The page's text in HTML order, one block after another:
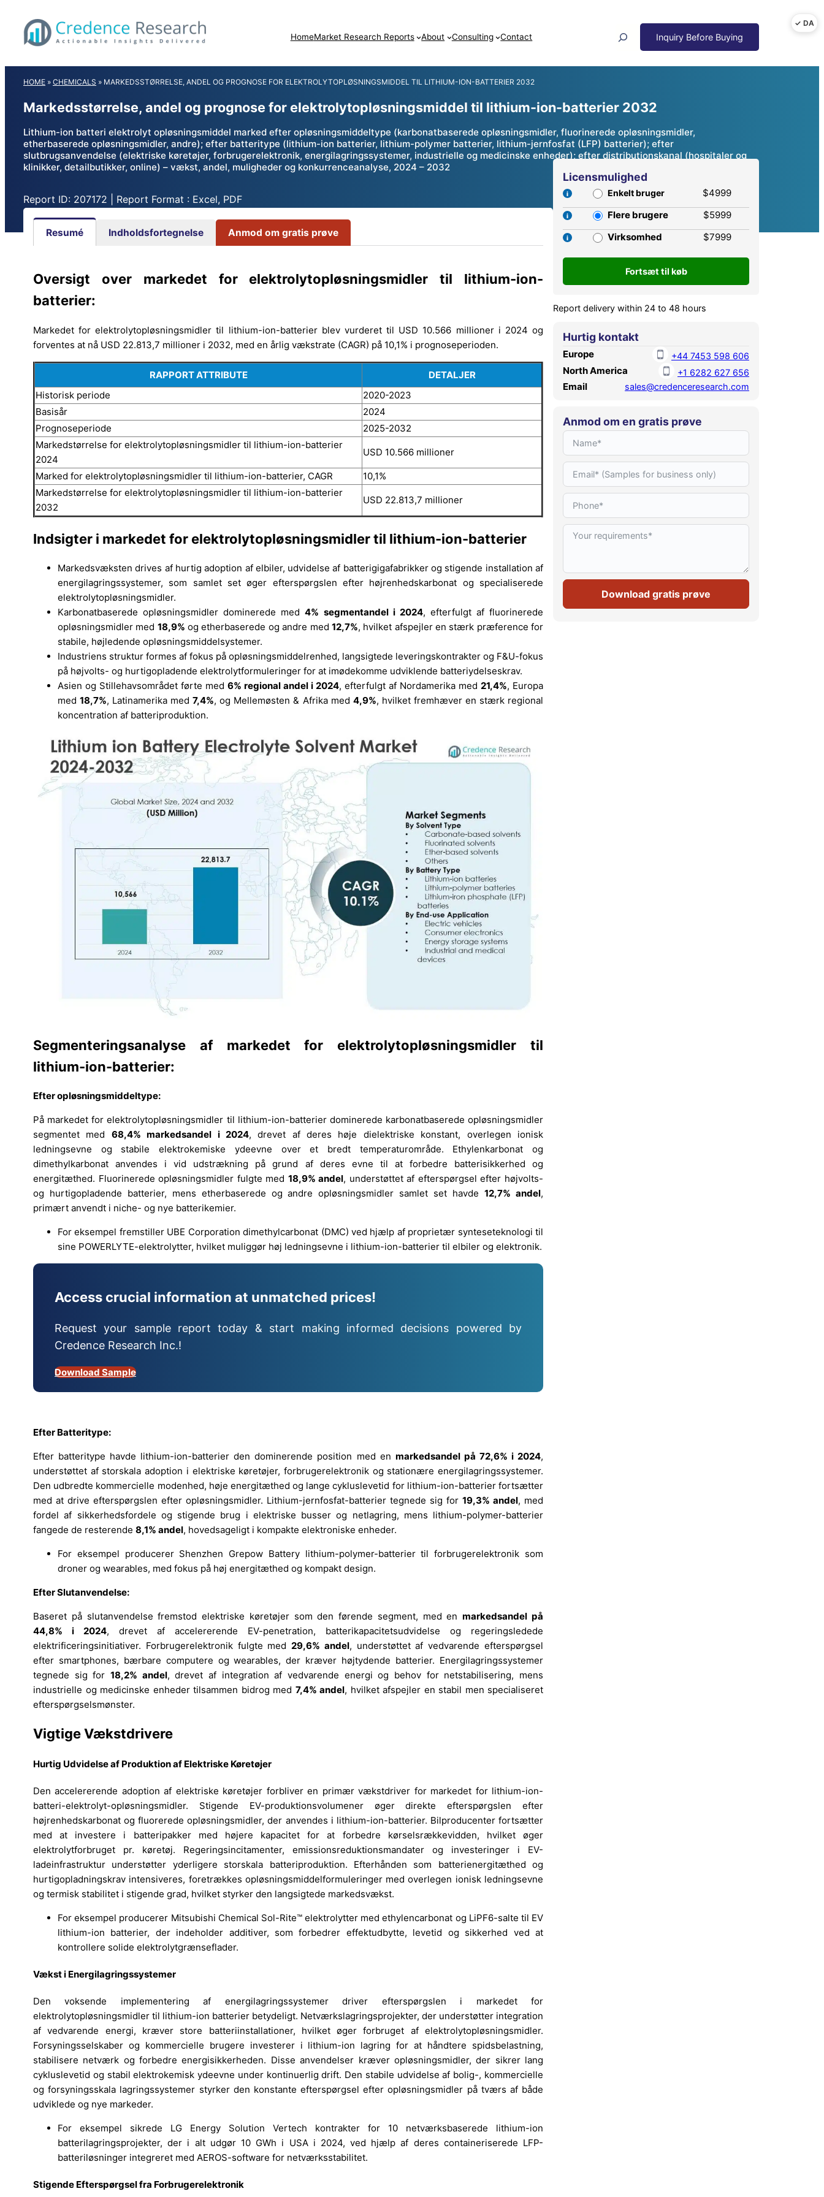
content
HomeMarket Research Reports About Consulting Contact
HOME » CHEMICALS » MARKEDSSTØRRELSE, ANDEL OG PROGNOSE FOR ELEKTROLYTOPLØSNINGSMIDDEL TIL LITHIUM-ION-BATTERIER 2032
Markedsstørrelse, andel og prognose for elektrolytopløsningsmiddel til lithium-ion-batterier 2032
Lithium-ion batteri elektrolyt opløsningsmiddel marked efter opløsningsmiddeltype (karbonatbaserede opløsningsmidler, fluorinerede opløsningsmidler,
etherbaserede opløsningsmidler, andre); efter batteritype (lithium-ion batterier, lithium-polymer batterier, lithium-jernfosfat (LFP) batterier); efter
slutbrugsanvendelse (elektriske køretøjer, forbrugerelektronik, energilagringssystemer, industrielle og medicinske enheder); efter distributionskanal (hospitaler og
klinikker, detailbutikker, online) – vækst, andel, muligheder og konkurrenceanalyse, 2024 – 2032
Report ID: 207172 | Report Format : Excel, PDF
Resumé Indholdsfortegnelse Anmod om gratis prøve
Oversigt over markedet for elektrolytopløsningsmidler til lithium-ion-
batterier:
Markedet for elektrolytopløsningsmidler til lithium-ion-batterier blev vurderet til USD 10.566 millioner i 2024 og
forventes at nå USD 22.813,7 millioner i 2032, med en årlig vækstrate (CAGR) på 10,1% i prognoseperioden.
RAPPORT ATTRIBUTE
DETALJER
Historisk periode
2020-2023
Basisår
2024
Prognoseperiode
2025-2032
Markedstørrelse for elektrolytopløsningsmidler til lithium-ion-batterier
2024
USD 10.566 millioner
Marked for elektrolytopløsningsmidler til lithium-ion-batterier, CAGR
10,1%
Markedstørrelse for elektrolytopløsningsmidler til lithium-ion-batterier
2032
USD 22.813,7 millioner
Indsigter i markedet for elektrolytopløsningsmidler til lithium-ion-batterier
Markedsvæksten drives af hurtig adoption af elbiler, udvidelse af batterigigafabrikker og stigende installation af
energilagringssystemer, som samlet set øger efterspørgslen efter højrenhedskarbonat og specialiserede
elektrolytopløsningsmidler.
Karbonatbaserede opløsningsmidler dominerede med4% segmentandel i 2024, efterfulgt af fluorinerede
opløsningsmidler med 18,9% og etherbaserede og andre med 12,7%, hvilket afspejler en stærk præference for
stabile, højledende opløsningsmiddelsystemer.
Industriens struktur formes af fokus på opløsningsmiddelrenhed, langsigtede leveringskontrakter og F&U-fokus
på højvolts- og hurtigopladende elektrolytformuleringer for at imødekomme udviklende batteriydelseskrav.
Asien og Stillehavsområdet førte med 6% regional andel i 2024, efterfulgt af Nordamerika med 21,4%, Europa
med18,7%, Latinamerika med7,4%, og Mellemøsten & Afrika med 4,9%, hvilket fremhæver en stærk regional
koncentration af batteriproduktion.
Segmenteringsanalyse af markedet for elektrolytopløsningsmidler til
lithium-ion-batterier:
Efter opløsningsmiddeltype:
På markedet for elektrolytopløsningsmidler til lithium-ion-batterier dominerede karbonatbaserede opløsningsmidler
segmentet med 68,4% markedsandel i 2024, drevet af deres høje dielektriske konstant, overlegen ionisk
ledningsevne og stabile elektrokemiske ydeevne over et bredt temperaturområde. Ethylenkarbonat og
dimethylkarbonat anvendes i vid udstrækning på grund af deres evne til at forbedre batterisikkerhed og
energitæthed. Fluorinerede opløsningsmidler fulgte med 18,9% andel, understøttet af efterspørgsel efter højvolts-
og hurtigopladende batterier, mens etherbaserede og andre opløsningsmidler samlet set havde12,7% andel,
primært anvendt i niche- og nye batterikemier.
For eksempel fremstiller UBE Corporation dimethylcarbonat (DMC) ved hjælp af proprietær synteseteknologi til
sine POWERLYTE-elektrolytter, hvilket muliggør høj ledningsevne i lithium-ion-batterier til elbiler og elektronik.
Access crucial information at unmatched prices!
Request your sample report today & start making informed decisions powered by
Credence Research Inc.!
Download Sample
Efter Batteritype:
Efter batteritype havde lithium-ion-batterier den dominerende position med en markedsandel på 72,6% i 2024,
understøttet af storskala adoption i elektriske køretøjer, forbrugerelektronik og stationære energilagringssystemer.
Den udbredte kommercielle modenhed, høje energitæthed og lange cykluslevetid for lithium-ion-batterier fortsætter
med at drive efterspørgslen efter opløsningsmidler. Lithium-jernfosfat-batterier tegnede sig for 19,3% andel, med
fordel af sikkerhedsfordele og stigende brug i elektriske busser og netlagring, mens lithium-polymer-batterier
fangede de resterende 8,1% andel, hovedsageligt i kompakte elektroniske enheder.
For eksempel producerer Shenzhen Grepow Battery lithium-polymer-batterier til forbrugerelektronik som
droner og wearables, med fokus på høj energitæthed og kompakt design.
Efter Slutanvendelse:
Baseret på slutanvendelse fremstod elektriske køretøjer som den førende segment, med en markedsandel på
44,8% i 2024, drevet af accelererende EV-penetration, batterikapacitetsudvidelse og regeringsledede
elektrificeringsinitiativer. Forbrugerelektronik fulgte med29,6% andel, understøttet af vedvarende efterspørgsel
efter smartphones, bærbare computere og wearables, der kræver højtydende batterier. Energilagringssystemer
tegnede sig for 18,2% andel, drevet af integration af vedvarende energi og behov for netstabilisering, mens
industrielle og medicinske enheder tilsammen bidrog med 7,4% andel, hvilket afspejler en stabil men specialiseret
efterspørgselsmønster.
Vigtige Vækstdrivere
Hurtig Udvidelse af Produktion af Elektriske Køretøjer
Den accelererende adoption af elektriske køretøjer forbliver en primær vækstdriver for markedet for lithium-ion-
batteri-elektrolyt-opløsningsmidler. Stigende EV-produktionsvolumener øger direkte efterspørgslen efter
højrenhedskarbonat og fluorerede opløsningsmidler, der anvendes i lithium-ion-batterier. Bilproducenter fortsætter
med at investere i batteripakker med højere kapacitet for at forbedre kørselsrækkevidden, hvilket øger
elektrolytforbruget pr. køretøj. Regeringsincitamenter, emissionsreduktionsmandater og investeringer i EV-
ladeinfrastruktur understøtter yderligere storskala batteriproduktion. Efterhånden som batterienergitæthed og
hurtigopladningskrav intensiveres, foretrækkes opløsningsmiddelformuleringer med overlegen ionisk ledningsevne
og termisk stabilitet i stigende grad, hvilket styrker den langsigtede markedsvækst.
For eksempel producerer Mitsubishi Chemical Sol-Rite™ elektrolytter med ethylencarbonat og LiPF6-salte til EV
lithium-ion batterier, der indeholder additiver, som forbedrer effektudbytte, levetid og sikkerhed ved at
kontrollere solide elektrolytgrænseflader.
Vækst i Energilagringssystemer
Den voksende implementering af energilagringssystemer driver efterspørgslen i markedet for
elektrolytopløsningsmidler til lithium-ion batterier betydeligt. Netværkslagringsprojekter, der understøtter integration
af vedvarende energi, kræver store batteriinstallationer, hvilket øger forbruget af elektrolytopløsningsmidler.
Forsyningsselskaber og kommercielle brugere investerer i lithium-ion lagring for at håndtere spidsbelastning,
stabilisere netværk og forbedre energisikkerheden. Disse anvendelser kræver opløsningsmidler, der sikrer lang
cykluslevetid og stabil elektrokemisk ydeevne under kontinuerlig drift. Den stabile udvidelse af bolig-, kommercielle
og forsyningsskala lagringssystemer styrker den konstante efterspørgsel efter opløsningsmidler på tværs af både
udviklede og nye markeder.
For eksempel sikrede LG Energy Solution Vertech kontrakter for 10 netværksbaserede lithium-ion
batterilagringsprojekter, der i alt udgør 10 GWh i USA i 2024, ved hjælp af deres containeriserede LFP-
batteriløsninger integreret med AEROS-software for netværksstabilitet.
Stigende Efterspørgsel fra Forbrugerelektronik
Licensmulighed
Enkelt bruger
$4999
Flere brugere
$5999
Virksomhed
$7999
Report delivery within 24 to 48 hours
Hurtig kontakt
Europe +44 7453 598 606
North America +1 6282 627 656
Email sales@credenceresearch.com
Anmod om en gratis prøve
Download gratis prøve